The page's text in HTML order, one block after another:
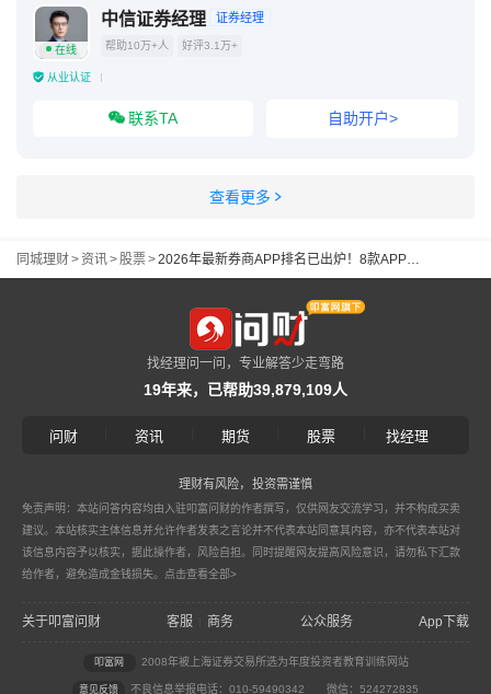
在线
中信证券经理 证券经理
帮助10万+人 好评3.1万+
从业认证
联系TA 自助开户>
查看更多
同城理财>资讯>股票> 2026年最新券商APP排名已出炉！8款APP对比，哪款最适合你？
找经理问一问，专业解答少走弯路
19年来，已帮助39,879,109人
问财 资讯 期货 股票 找经理
理财有风险，投资需谨慎
免责声明：本站问答内容均由入驻叩富问财的作者撰写，仅供网友交流学习，并不构成买卖
建议。本站核实主体信息并允许作者发表之言论并不代表本站同意其内容，亦不代表本站对
该信息内容予以核实，据此操作者，风险自担。同时提醒网友提高风险意识，请勿私下汇款
给作者，避免造成金钱损失。 点击查看全部>
关于叩富问财 客服 商务 公众服务 App下载
叩富网 2008年被上海证券交易所选为年度投资者教育训练网站
意见反馈 不良信息举报电话：010-59490342 微信：524272835